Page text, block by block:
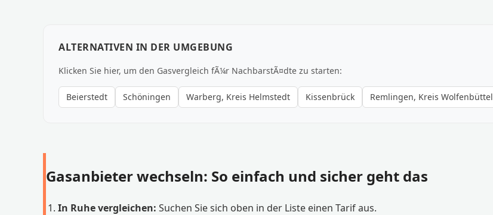
ALTERNATIVEN IN DER UMGEBUNG
Klicken Sie hier, um den Gasvergleich fÃ¼r NachbarstÃ¤dte zu starten:
Beierstedt Schöningen Warberg, Kreis Helmstedt Kissenbrück Remlingen, Kreis Wolfenbüttel
Gasanbieter wechseln: So einfach und sicher geht das
In Ruhe vergleichen: Suchen Sie sich oben in der Liste einen Tarif aus.